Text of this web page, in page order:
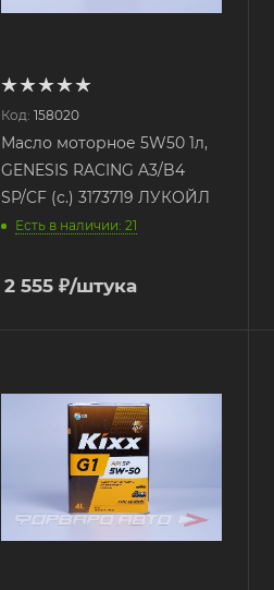
Код: 158020
Масло моторное 5W50 1л,
GENESIS RACING A3/B4
SP/CF (с.) 3173719 ЛУКОЙЛ
Есть в наличии: 21
2 555 ₽/штука